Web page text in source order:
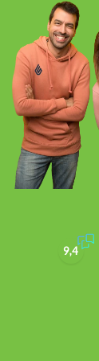
9,4